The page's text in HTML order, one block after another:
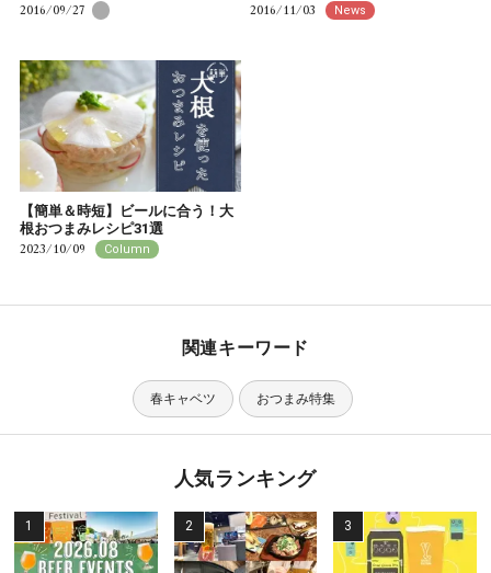
2016/09/27 2016/11/03 News
【簡単＆時短】ビールに合う！大
根おつまみレシピ31選
2023/10/09 Column
関連キーワード
春キャベツ おつまみ特集
人気ランキング